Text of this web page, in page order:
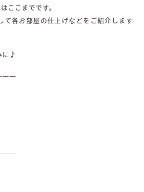
ここまでです。
て各お部屋の仕上げなどをご紹介します
に♪